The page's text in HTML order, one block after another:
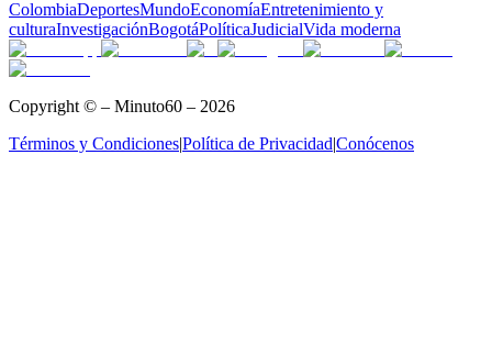
ColombiaDeportesMundoEconomíaEntretenimiento y
culturaInvestigaciónBogotáPolíticaJudicialVida moderna
Copyright © – Minuto60 – 2026
Términos y Condiciones|Política de Privacidad|Conócenos